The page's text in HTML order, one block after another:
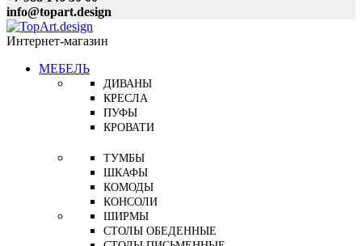
info@topart.design
Интернет-магазин
МЕБЕЛЬ
ДИВАНЫ
КРЕСЛА
ПУФЫ
КРОВАТИ
ТУМБЫ
ШКАФЫ
КОМОДЫ
КОНСОЛИ
ШИРМЫ
СТОЛЫ ОБЕДЕННЫЕ